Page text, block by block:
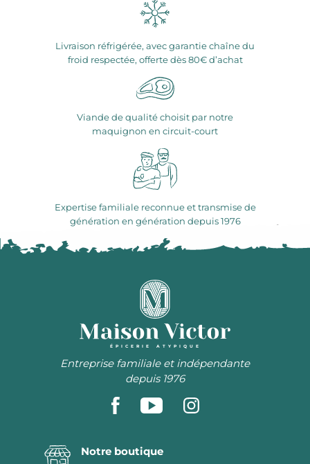
Livraison réfrigérée, avec garantie chaîne du
froid respectée, offerte dès 80€ d’achat
Viande de qualité choisit par notre
maquignon en circuit-court
Expertise familiale reconnue et transmise de
génération en génération depuis 1976
ÉPICERIE ATYPIQUE
Entreprise familiale et indépendante
depuis 1976
Notre boutique